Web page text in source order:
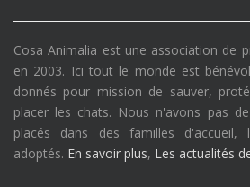
Cosa Animalia est une association de
en 2003. Ici tout le monde est
donnés pour mission de sauver,
placer les chats. Nous n'avons pas
placés dans des familles
adoptés. En savoir plus, Les actualités